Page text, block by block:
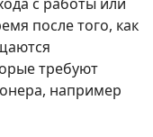
после того, как
требуют
например